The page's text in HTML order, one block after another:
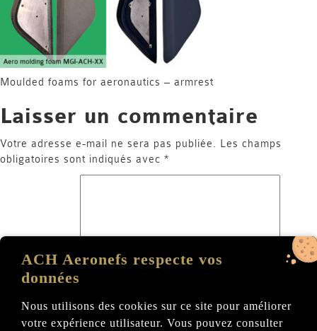
Moulded foams for aeronautics – armrest
Laisser un commentaire
Votre adresse e-mail ne sera pas publiée. Les champs
obligatoires sont indiqués avec *
Commentaire
Nom*
ACH Aeronefs respecte vos
données
Nous utilisons des cookies sur ce site pour améliorer
votre expérience utilisateur. Vous pouvez consulter